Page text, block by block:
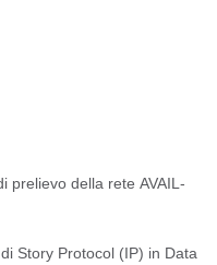
prelievo della rete AVAIL-
Story Protocol (IP) in Data